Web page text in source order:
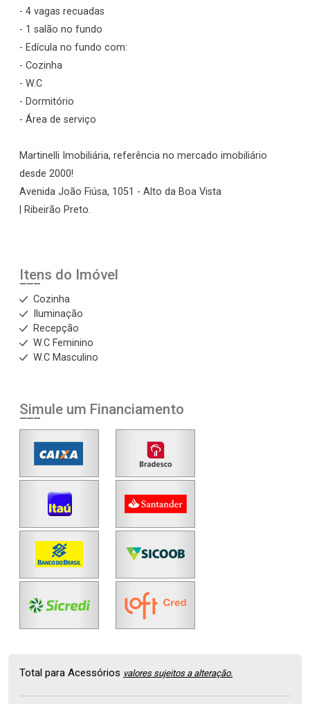
- 4 vagas recuadas
- 1 salão no fundo
- Edícula no fundo com:
- Cozinha
- W.C
- Dormitório
- Área de serviço
Martinelli Imobiliária, referência no mercado imobiliário
desde 2000!
Avenida João Fiúsa, 1051 - Alto da Boa Vista
| Ribeirão Preto.
Itens do Imóvel
Cozinha
Iluminação
Recepção
W.C Feminino
W.C Masculino
Simule um Financiamento
Total para Acessórios valores sujeitos a alteração.